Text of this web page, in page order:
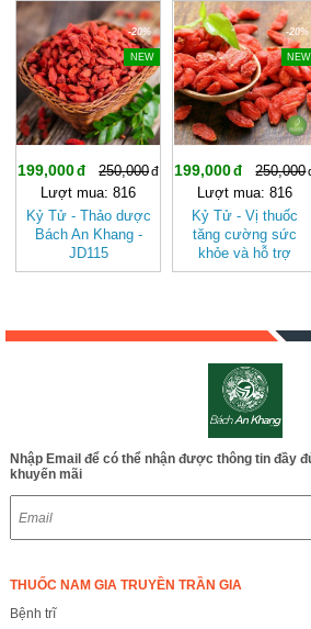
-20%
NEW
199,000
250,000
Lượt mua: 816
Kỷ Tử - Thảo dược
Bách An Khang -
JD115
-20%
NEW
199,000
250,000
Lượt mua: 816
Kỷ Tử - Vị thuốc
tăng cường sức
khỏe và hỗ trợ
chứng di mộng tinh -
Nhập Email để có thể nhận được thông tin đầy
khuyến mãi
THUỐC NAM GIA TRUYỀN TRẦN GIA
Bệnh trĩ